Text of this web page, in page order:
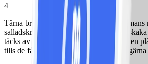
4
Tärna brödet och lägg i en påse
salladskrydda och lite salt. Förslut och
täcks av olja och kryddor. Häll över på en
tills de fått fin färg, ca 10 minuter. Rör gärna